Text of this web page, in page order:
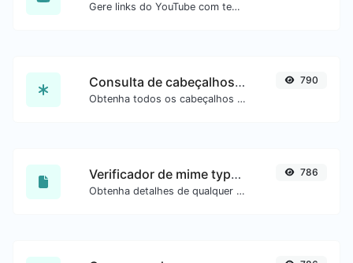
Gere links do YouTube com tempo inicial exato, útil para usuários móveis.
Consulta de cabeçalhos HTTP
Obtenha todos os cabeçalhos HTTP que uma URL retorna para uma requisição GET típica.
790
Verificador de mime type de arquivo
Obtenha detalhes de qualquer tipo de arquivo, como o mime type ou a data da última edição.
786